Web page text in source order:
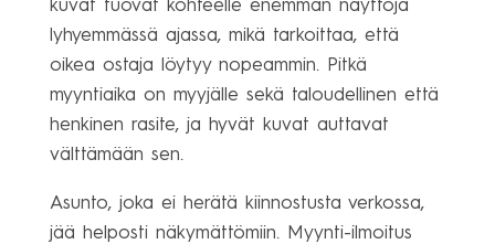
kuvat tuovat kohteelle enemmän näyttöjä
lyhyemmässä ajassa, mikä tarkoittaa, että
oikea ostaja löytyy nopeammin. Pitkä
myyntiaika on myyjälle sekä taloudellinen että
henkinen rasite, ja hyvät kuvat auttavat
välttämään sen.
Asunto, joka ei herätä kiinnostusta verkossa,
jää helposti näkymättömiin. Myynti-ilmoitus